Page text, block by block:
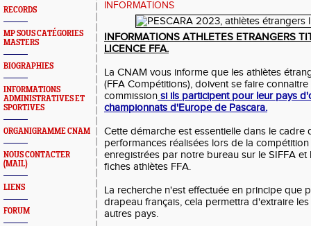
RECORDS
MP SOUS CATÉGORIES
MASTERS
BIOGRAPHIES
INFORMATIONS
ADMINISTRATIVES ET
SPORTIVES
ORGANIGRAMME CNAM
NOUS CONTACTER
(MAIL)
LIENS
FORUM
INFORMATIONS
INFORMATIONS ATHLETES ETRANGERS
LICENCE FFA.
La CNAM vous informe que les athlètes
(FFA Compétitions), doivent se faire
commission si ils participent pour leur pays
championnats d'Europe de Pascara.
Cette démarche est essentielle dans le cadre
performances réalisées lors de la
enregistrées par notre bureau sur le SIFFA
fiches athlètes FFA.
La recherche n'est effectuée en principe que
drapeau français, cela permettra d'extraire
autres pays.